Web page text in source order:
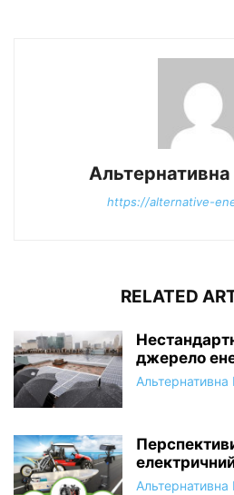
Альтернативна
https://alternative-
RELATED
джерело
Альтернативна
Альтернативна